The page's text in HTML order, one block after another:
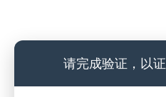
请完成验证，以